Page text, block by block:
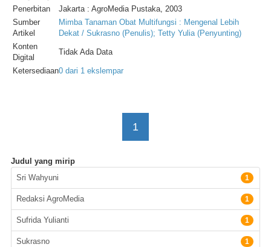
Penerbitan
Jakarta : AgroMedia Pustaka, 2003
Sumber
Artikel
Mimba Tanaman Obat Multifungsi : Mengenal Lebih
Dekat / Sukrasno (Penulis); Tetty Yulia (Penyunting)
Konten
Digital
Tidak Ada Data
Ketersediaan0 dari 1 ekslempar
1
Judul yang mirip
Pengarang
Sri Wahyuni 1
Redaksi AgroMedia 1
Sufrida Yulianti 1
Sukrasno 1